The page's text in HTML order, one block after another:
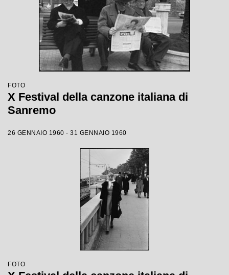
FOTO
X Festival della canzone italiana di
Sanremo
26 GENNAIO 1960 - 31 GENNAIO 1960
FOTO